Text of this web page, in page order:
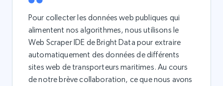
Pour collecter les données web publiques qui
alimentent nos algorithmes, nous utilisons le
Web Scraper IDE de Bright Data pour extraire
automatiquement des données de différents
sites web de transporteurs maritimes. Au cours
de notre brève collaboration, ce que nous avons